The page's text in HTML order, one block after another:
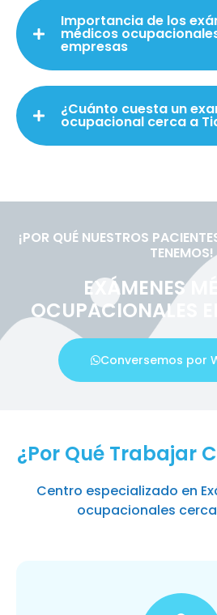
Importancia de los
médicos
empresas
¿Cuánto cuesta un
ocupacional cerca a
¡POR QUÉ NUESTROS
TENEMOS!
EXÁMENES
OCUPACIONALES
Conversemos por
¿Por Qué Trabajar
Centro especializado en
ocupacionales